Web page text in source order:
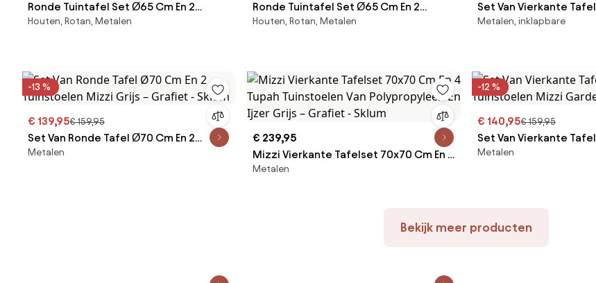
Ronde Tuintafel Set Ø65 Cm En 2
Stapelbare Tuinstoelen Van Staal En
Houten, Rotan, Metalen
Ronde Tuintafel Set Ø65 Cm En 2
Stapelbare Tuinstoelen Van Staal En
Houten, Rotan, Metalen
Set Van Vierkante
Inklapbaar En 2
Metalen, inklapbare
-13 %
€ 139,95€ 159,95
Set Van Ronde Tafel Ø70 Cm En 2
Tuinstoelen Mizzi Grijs – Grafiet -
Metalen
€ 239,95
Mizzi Vierkante Tafelset 70x70 Cm En 4
Tupah Tuinstoelen Van Polypropyleen
Metalen
-12 %
€ 140,95€ 159,95
Set Van Vierkante
Tuinstoelen Mizzi
Metalen
Bekijk meer producten